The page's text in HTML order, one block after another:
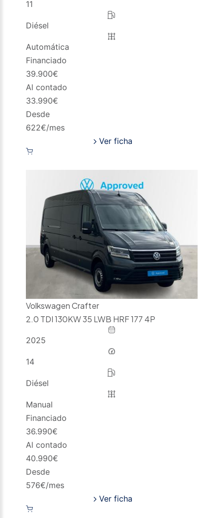
11
Diésel
Automática
Financiado
39.900€
Al contado
33.990€
Desde
622€/mes
Ver ficha
Volkswagen Crafter
2.0 TDI 130KW 35 LWB HRF 177 4P
2025
14
Diésel
Manual
Financiado
36.990€
Al contado
40.990€
Desde
576€/mes
Ver ficha